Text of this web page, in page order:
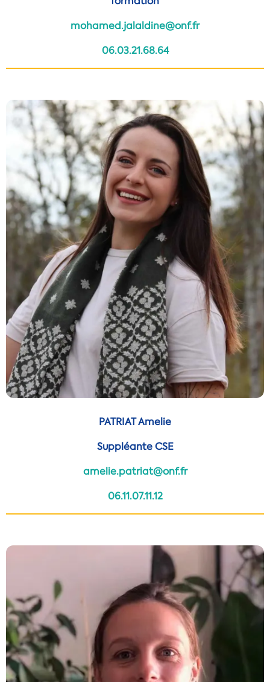
mohamed.jalaldine@onf.fr
06.03.21.68.64
PATRIAT Amelie
Suppléante CSE
amelie.patriat@onf.fr
06.11.07.11.12